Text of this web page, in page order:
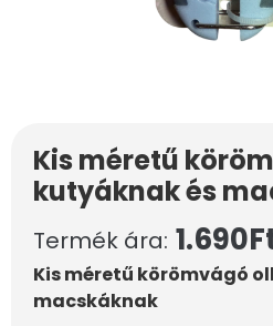
Kis méretű
kutyáknak és
Termék ára: 1.690
Kis méretű körömvágó
macskáknak